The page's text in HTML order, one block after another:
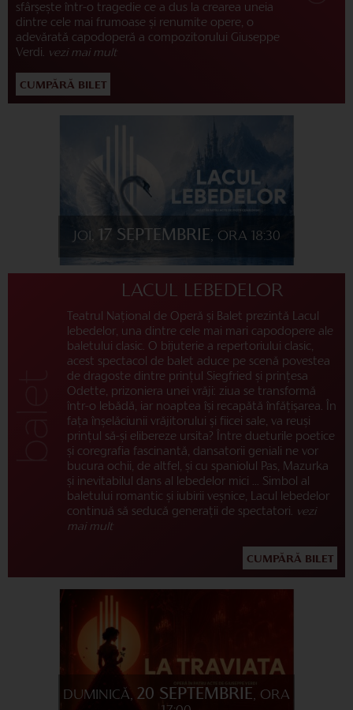
sfârșește într-o tragedie ce a dus la crearea uneia
dintre cele mai frumoase și renumite opere, o
adevărată capodoperă a compozitorului Giuseppe
Verdi. vezi mai mult
CUMPĂRĂ BILET
JOI, 17 SEPTEMBRIE, ORA 18:30
LACUL LEBEDELOR
Teatrul Național de Operă și Balet prezintă Lacul
lebedelor, una dintre cele mai mari capodopere ale
baletului clasic. O bijuterie a repertoriului clasic,
acest spectacol de balet aduce pe scenă povestea
de dragoste dintre prințul Siegfried și prințesa
Odette, prizoniera unei vrăji: ziua se transformă
într-o lebădă, iar noaptea își recapătă înfățișarea. În
fața înșelăciunii vrăjitorului și fiicei sale, va reuși
prințul să-și elibereze ursita? Între dueturile poetice
și coregrafia fascinantă, dansatorii geniali ne vor
bucura ochii, de altfel, și cu spaniolul Pas, Mazurka
și inevitabilul dans al lebedelor mici ... Simbol al
baletului romantic și iubirii veșnice, Lacul lebedelor
continuă să seducă generații de spectatori. vezi
mai mult
CUMPĂRĂ BILET
DUMINICĂ, 20 SEPTEMBRIE, ORA